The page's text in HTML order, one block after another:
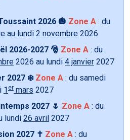
2026 🎃 Zone A : du
au lundi 2 novembre 2026
2026-2027 🎅 Zone A : du
2026 au lundi 4 janvier 2027
2027 ❄️ Zone A : du samedi
1 er mars 2027
2027 🌷 Zone A : du
lundi 26 avril 2027
2027 ✝️ Zone A : du